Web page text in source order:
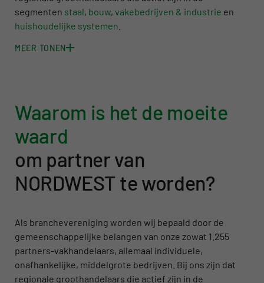
segmenten staal, bouw, vakebedrijven & industrie en
huishoudelijke systemen
MEER TONEN
Waarom is het de moeite
waard
om partner van
NORDWEST te worden?
Als branchevereniging worden wij bepaald door de
gemeenschappelijke belangen van onze zowat 1.255
partners-vakhandelaars, allemaal individuele,
onafhankelijke, middelgrote bedrijven. Bij ons zijn dat
regionale groothandelaars die actief zijn in de